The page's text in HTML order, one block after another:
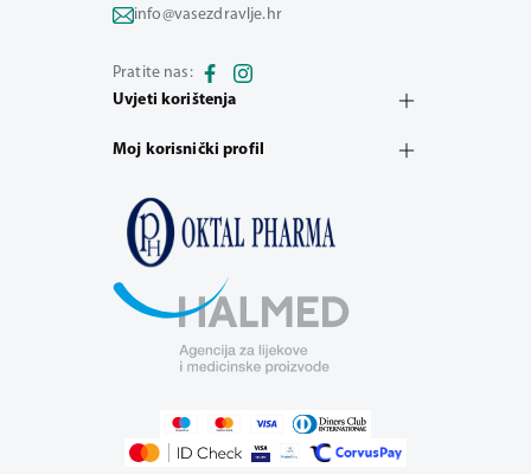
info@vasezdravlje.hr
Pratite nas:
Uvjeti korištenja
Moj korisnički profil